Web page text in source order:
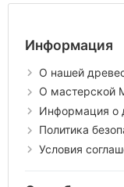
Информация
О нашей
О мастерской
Информация о
Политика
Условия